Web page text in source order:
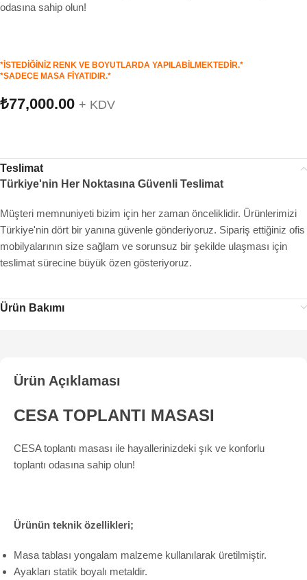
odasına sahip olun!
*İSTEDİĞİNİZ RENK VE BOYUTLARDA YAPILABİLMEKTEDİR.*
*SADECE MASA FİYATIDIR.*
₺77,000.00 + KDV
Teslimat
Türkiye'nin Her Noktasına Güvenli Teslimat
Müşteri memnuniyeti bizim için her zaman önceliklidir. Ürünlerimizi
Türkiye'nin dört bir yanına güvenle gönderiyoruz. Sipariş ettiğiniz ofis
mobilyalarının size sağlam ve sorunsuz bir şekilde ulaşması için
teslimat sürecine büyük özen gösteriyoruz.
Ürün Bakımı
Ürün Açıklaması
CESA TOPLANTI MASASI
CESA toplantı masası ile hayallerinizdeki şık ve konforlu
toplantı odasına sahip olun!
Ürünün teknik özellikleri;
Masa tablası yongalam malzeme kullanılarak üretilmiştir.
Ayakları statik boyalı metaldir.